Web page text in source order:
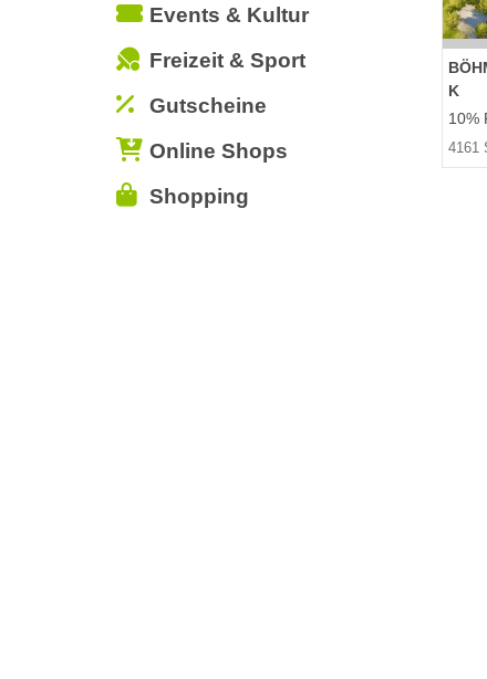
Events & Kultur
Freizeit & Sport
Gutscheine
Online Shops
Shopping
K
10%
4161